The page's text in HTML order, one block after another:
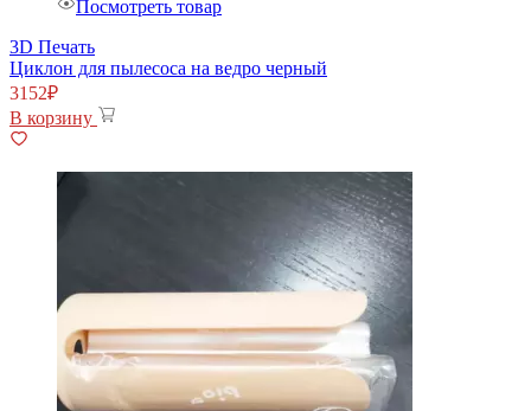
Посмотреть товар
3D Печать
Циклон для пылесоса на ведро черный
3152₽
В корзину